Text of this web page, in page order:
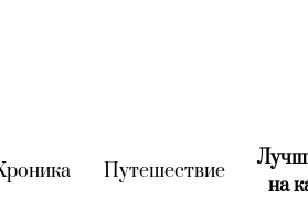
(current)
Путешествие(current)
на